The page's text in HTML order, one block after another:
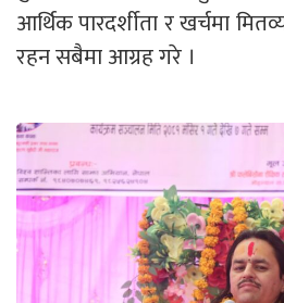
आर्थिक पारदर्शीता र खर्चमा
रहन सबैमा आग्रह गरे ।